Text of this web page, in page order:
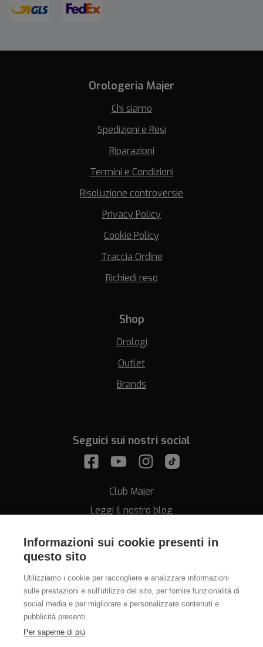
Informazioni sui cookie presenti in
questo sito
Utilizziamo i cookie per raccogliere e analizzare informazioni
sulle prestazioni e sull'utilizzo del sito, per fornire funzionalità di
social media e per migliorare e personalizzare contenuti e
pubblicità presenti.
Per saperne di più
Orologeria Majer
Chi siamo
Spedizioni e Resi
Riparazioni
Termini e Condizioni
Risoluzione controversie
Privacy Policy
Cookie Policy
Traccia Ordine
Richiedi reso
Shop
Orologi
Outlet
Brands
Seguici sui nostri social
Club Majer
Leggi il nostro blog
Assistenza